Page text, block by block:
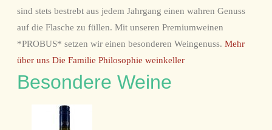
sind stets bestrebt aus jedem Jahrgang einen wahren Genuss
auf die Flasche zu füllen. Mit unseren Premiumweinen
*PROBUS* setzen wir einen besonderen Weingenuss. Mehr
über uns Die Familie Philosophie weinkeller
Besondere Weine